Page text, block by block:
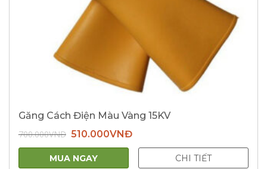
Găng Cách Điện Màu Vàng 15KV
700.000VNĐ Giá
gốc
là:
700.000VNĐ.
510.000VNĐGiá
tại
510.000VNĐ.
MUA NGAY CHI TIẾT